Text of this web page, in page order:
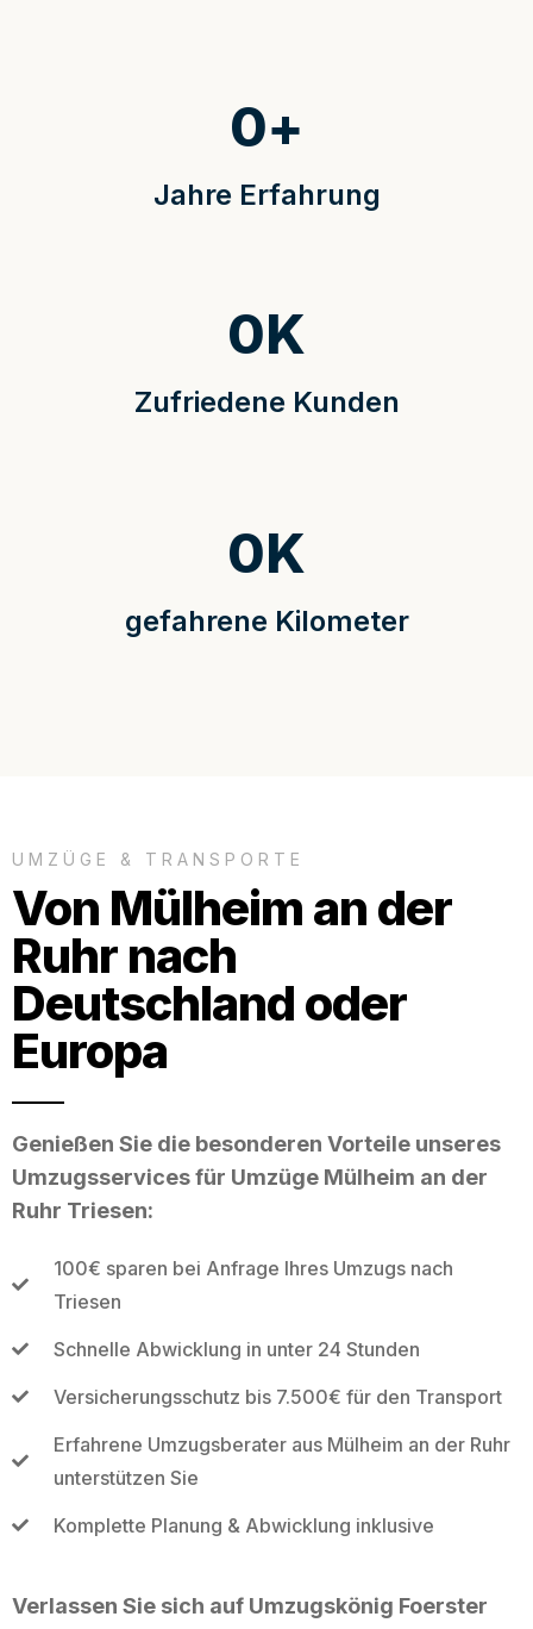
Jahre Erfahrung
0+
Zufriedene Kunden
0K
gefahrene Kilometer
0K
UMZÜGE & TRANSPORTE
Von Mülheim an der
Ruhr nach
Deutschland oder
Europa
Genießen Sie die besonderen Vorteile unseres
Umzugsservices für Umzüge Mülheim an der
Ruhr Triesen:
100€ sparen bei Anfrage Ihres Umzugs nach
Triesen
Schnelle Abwicklung in unter 24 Stunden
Versicherungsschutz bis 7.500€ für den Transport
Erfahrene Umzugsberater aus Mülheim an der Ruhr
unterstützen Sie
Komplette Planung & Abwicklung inklusive
Verlassen Sie sich auf Umzugskönig Foerster